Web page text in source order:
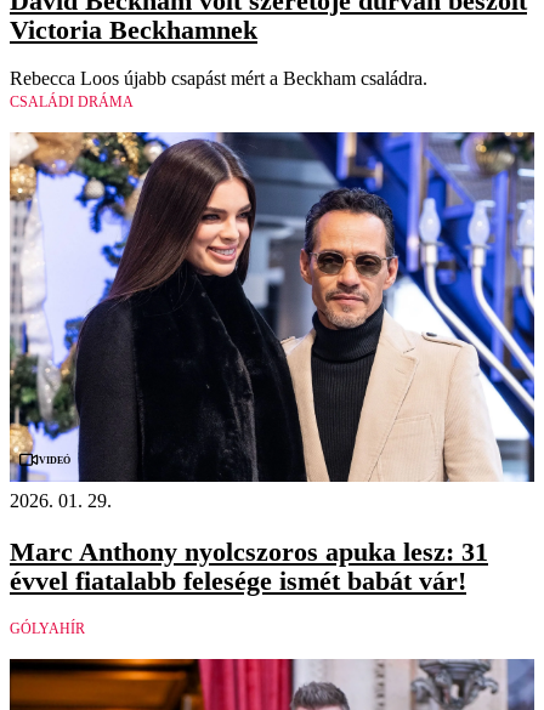
Victoria Beckhamnek
Rebecca Loos újabb csapást mért a Beckham családra.
CSALÁDI DRÁMA
Videó
2026. 01. 29.
Marc Anthony nyolcszoros apuka lesz: 31
évvel fiatalabb felesége ismét babát vár!
GÓLYAHÍR